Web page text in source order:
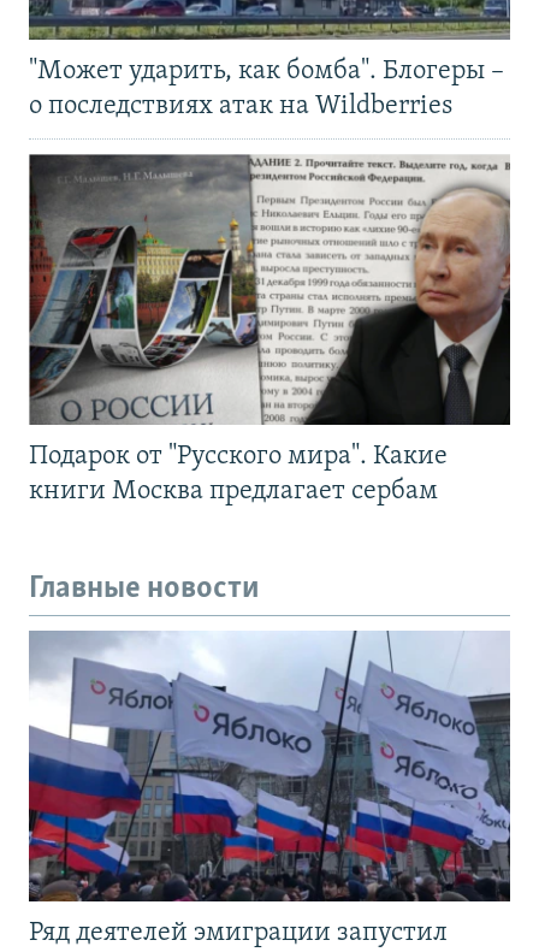
"Может ударить, как бомба". Блогеры –
о последствиях атак на Wildberries
Подарок от "Русского мира". Какие
книги Москва предлагает сербам
Главные новости
Ряд деятелей эмиграции запустил